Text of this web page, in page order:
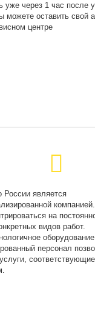
уже через 1 час после
можете оставить свой
центре
России является
на
видов работ.
персонал